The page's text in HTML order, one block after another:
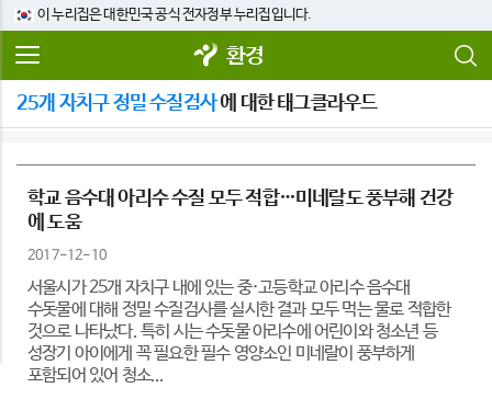
이 누리집은 대한민국 공식 전자정부 누리집입니다.
환경
25개 자치구 정밀 수질검사에 대한 태그클라우드
학교 음수대 아리수 수질 모두 적합…미네랄도 풍부해 건강
에 도움
2017-12-10
서울시가 25개 자치구 내에 있는 중·고등학교 아리수 음수대
수돗물에 대해 정밀 수질검사를 실시한 결과 모두 먹는 물로 적합한
것으로 나타났다. 특히 시는 수돗물 아리수에 어린이와 청소년 등
성장기 아이에게 꼭 필요한 필수 영양소인 미네랄이 풍부하게
포함되어 있어 청소...